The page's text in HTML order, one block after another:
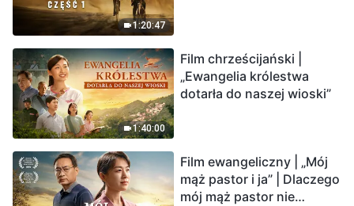
1:20:47
1:40:00
Film chrześcijański |
„Ewangelia królestwa
dotarła do naszej wioski”
Film ewangeliczny | „Mój
mąż pastor i ja” | Dlaczego
mój mąż pastor nie